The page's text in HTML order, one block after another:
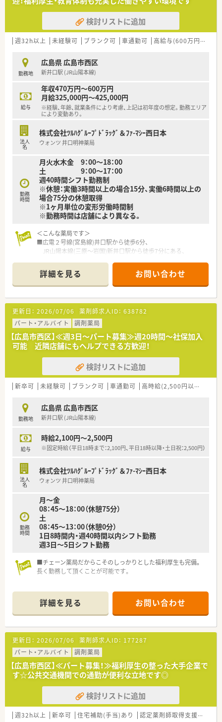
19時までに
は帰宅できる店舗がほとんどです。
※繁忙期等は科目によって残業が発生してしまう可能性はご
ざいます。
■調剤の経験を積みつつ、OTCも学べる環境に身を置きたい方
■患者様に丁寧に投薬、服薬指導を行いたい方
■若い世代が毎年入る環境で、自身もスキルアップしたい方
等々…
少しでも気になった方はお問い合わせくださいませ
■監査システムなどの調剤設備も導入しており、リスクマネジメ
ントも徹底しています。
＜研修制度＞
■充実した研修フォロー体制も好評です。
薬剤師研修、資格取得講座や海外研修制度などを実施し、
成長したいという姿勢をバックアップしてくれます。
■e-ラーニングの補助制度もございますので資格取得に関して
も会社がバックアップしてくださいます。
＜法人特徴＞
■ツルハグループとして中国地方で業界最大規模のドラッグス
上・利益・店舗数共に業界トップクラスです。
■年間で10店舗以上の新規出店を継続しており、新卒採用に関
しても中国地方で最も入社人数が多い法人です。薬剤師の平均
■調剤薬局部門で採用された薬剤師の業務は調剤業務（調剤・投
薬・監査・在宅）がメインとなり、レジ打ちなどはございません。
OTCについての知識も深まるためこれから必要な「マルチの力」
が身につきます。
■セルフメディケーションの支援として、医療・保険・福祉・マタ
ニティ等、様々なテーマで健康セミナーを年間130回以上開催し
ています。
います。
■働き方改革に沿って、有給休暇消化が促進されています。
検討リストに追加
週32h以上 未経験可 ブランク可 車通勤可 高給与(600万円以上)
勤務地
広島県 広島市西区
新井口駅 (JR山陽本線)
給与
年収470万円～600万円
月給325,000円～425,000円
※経験、年齢、就業条件により考慮、上記は初年度の想定。勤務エリア
により変動あり。
法人
名
株式会社ﾂﾙﾊｸﾞﾙｰﾌﾟﾄﾞﾗｯｸﾞ＆ﾌｧ-ﾏｼｰ西日本
ウォンツ 井口明神薬局
勤務
時間
月火水木金 9：00～18：00
土 9：00～17：00
週40時間シフト勤務制
※休憩：実働3時間以上の場合15分、実働6時間以上の
場合75分の休憩取得
※1ヶ月単位の変形労働時間制
※勤務時間は店舗により異なる。
＜こんな薬局です＞
■広電２号線(宮島線)井口駅から徒歩6分、
JR山陽本線(三原～岩国)新井口駅から徒歩7分にある、
■ブルーとホワイトを基調とした、明るく清潔感のある待合スペ
ースです。
■投薬口は2台ございます。
しっかりとした仕切りもございますので、
患者様のプライバシーも守りつつ、ゆっくりお話できます。
■キッズスペースも完備しています。
■血圧計や血管年齢の測定も出来るコーナーもあり、
薬以外の面からも患者様の健康をサポートしています。
■調剤室は広々としており、設備も充実しています。
業務効率を上げる為にも、整理整頓されています。
※配属店舗は面接次第の決定となります。
＜設備も充実＞
■監査システムなどの調剤設備も導入しており、
機械化を進める事により、効率よいお仕事が可能となります。
■在宅にも注力をしている店舗のため、
無菌調剤室も完備している店舗です。
＜業務内容＞
■外来は広域対応で、在宅に注力している店舗です。
＜研修制度＞
■充実した研修フォロー体制も好評です。
会社からのバックアップがございます。
＜法人特徴＞
■ツルハグループとして中国地方で業界最大規模の
ドラッグストア・調剤薬局を運営する企業です。
ドラッグストアとして売上・利益・店舗数共に業界トップクラ
■年間で10店舗以上の新規出店を継続しており、
新卒採用に関しても中国地方で最も入社人数が多い法人で
薬剤師の平均年齢は33歳です。
■調剤薬局部門で採用された薬剤師の業務は
調剤業務（調剤・投薬・監査・在宅）がメインとなり、
レジ打ちなどはございません。
OTCについての知識も深まるためこれから必要な「マルチの
力」が身につきます。
■セルフメディケーションの支援として、医療・保険・福祉・マタ
ニティ等、
様々なテーマで健康セミナーを年間130回以上開催していま
す。
■医療事務との業務分担を行い、薬剤師の業務負担軽減を行って
います。
■近隣に店舗数が多く、フォロー体制も整っています。
■働き方改革に沿って、有給休暇消化が促進されています。
■残業については「サービス残業」はございません。
詳細を見る お問い合わせ
更新日： 2026/07/06 薬剤師求人ID： 638782
パート・アルバイト
調剤薬局
【広島市西区】≪週3日～パート募集≫週20時間～社保加入
可能 近隣店舗にもヘルプできる方歓迎！
検討リストに追加
新卒可 未経験可 ブランク可 車通勤可 高時給(2,500円以上)
勤務地
広島県 広島市西区
新井口駅 (JR山陽本線)
給与
時給2,100円～2,500円
※固定時給（平日18時まで：2,100円、平日18時以降・土日祝：2,500円）
法人
名
株式会社ﾂﾙﾊｸﾞﾙｰﾌﾟﾄﾞﾗｯｸﾞ＆ﾌｧ-ﾏｼｰ西日本
ウォンツ 井口明神薬局
勤務
時間
月～金
08：45～18：00（休憩75分）
土
08：45～13：00（休憩0分）
1日8時間内・週40時間以内シフト勤務
週3日～5日シフト勤務
■チェーン薬局だからこそのしっかりとした福利厚生も完備。
長く勤務して頂くことが可能です。
詳細を見る お問い合わせ
更新日： 2026/07/06 薬剤師求人ID： 177287
パート・アルバイト
調剤薬局
【広島市西区】≪パート募集！≫福利厚生の整った大手企業で
す☆公共交通機関での通勤が便利な立地です◎
検討リストに追加
週32h以上 新卒可 住宅補助(手当)あり 認定薬剤師取得支援あり